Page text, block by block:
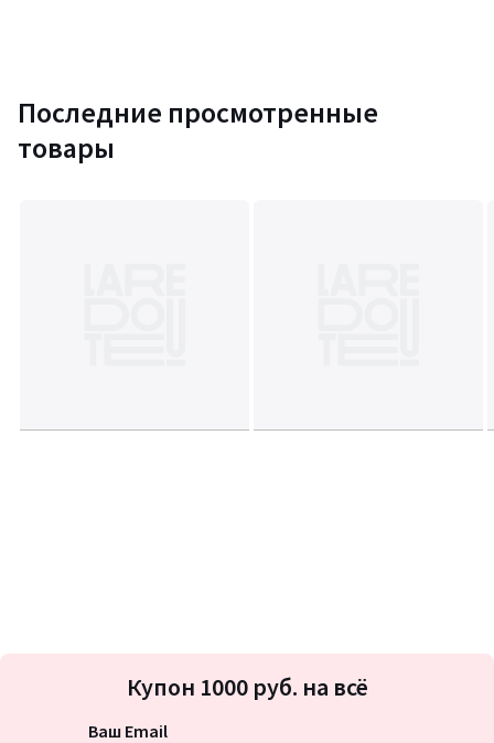
Последние просмотренные
товары
на
Купон 1000 руб. на всё
Ваш Email